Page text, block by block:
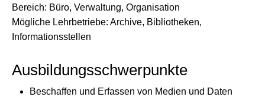
Bereich: Büro, Verwaltung, Organisation
Mögliche Lehrbetriebe: Archive, Bibliotheken,
Informationsstellen
Ausbildungsschwerpunkte
Beschaffen und Erfassen von Medien und Daten